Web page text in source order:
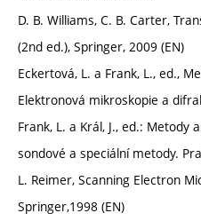
D. B. Williams, C. B. Carter,
(2nd ed.), Springer, 2009 (EN)
Eckertová, L. a Frank, L., ed.,
Elektronová mikroskopie a
Frank, L. a Král, J., ed.: Metody
sondové a speciální metody.
L. Reimer, Scanning Electron
Springer,1998 (EN)